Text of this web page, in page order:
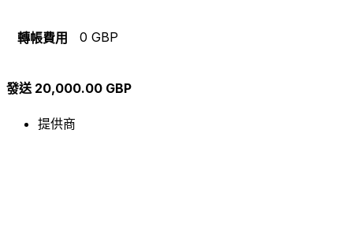
轉帳費用 0 GBP
發送 20,000.00 GBP
提供商